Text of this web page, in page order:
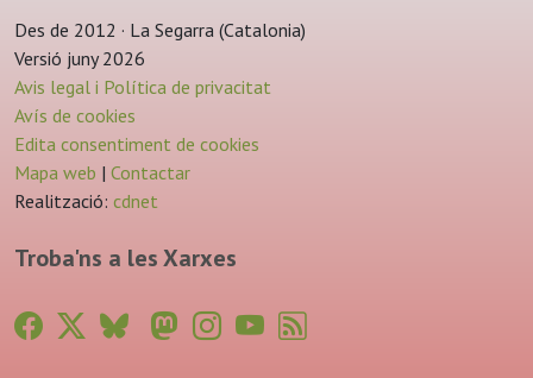
Des de 2012 · La Segarra (Catalonia)
Versió juny 2026
Avis legal i Política de privacitat
Avís de cookies
Edita consentiment de cookies
Mapa web | Contactar
Realització: cdnet
Troba'ns a les Xarxes